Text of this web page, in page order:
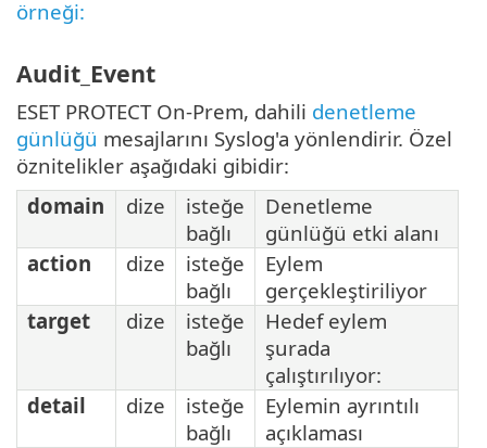
örneği:
Audit_Event
ESET PROTECT On-Prem, dahili denetleme
günlüğü mesajlarını Syslog'a yönlendirir. Özel
öznitelikler aşağıdaki gibidir:
domain
dize
isteğe
bağlı
Denetleme
günlüğü etki alanı
action
dize
isteğe
bağlı
Eylem
gerçekleştiriliyor
target
dize
isteğe
bağlı
Hedef eylem
şurada
çalıştırılıyor:
detail
dize
isteğe
bağlı
Eylemin ayrıntılı
açıklaması